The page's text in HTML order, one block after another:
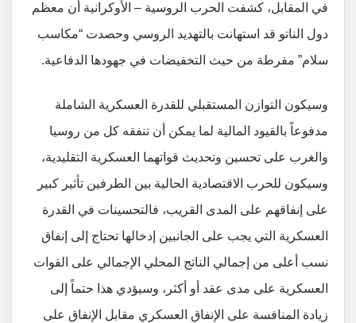
في المقابل، كشفت الحرب الروسية – الأوكرانية أن معظم
دول الناتو قد استهانت بالتهديد الروسي وحصدت “مكاسب
سلام” مفرطة من حيث التخفيضات في جهودها الدفاعية.
وسيكون التوازن المستقبلي للقدرة العسكرية الشاملة
مدفوعاً بالقيود المالية لما يمكن أن تنفقه كل من روسيا
والغرب على تحسين وتحديث قواتهما العسكرية التقليدية،
وسيكون للحرب الاقتصادية الحالية بين الطرفين تأثير كبير
على إنفاقهم على المدى القريب، فالتحسينات في القدرة
العسكرية التي يجب على الجانبين إدخالها تحتاج إلى إنفاق
نسب أعلى من إجمالي الناتج المحلي الإجمالي على القوات
العسكرية على مدى عقد أو أكثر، وسيؤدي هذا حتماً إلى
زيادة المنافسة على الإنفاق العسكري مقابل الإنفاق على